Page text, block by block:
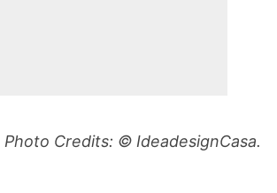
Photo Credits: © IdeadesignCasa.